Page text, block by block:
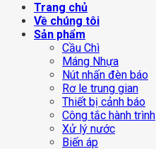
Trang chủ
Về chúng tôi
Sản phẩm
Cầu Chì
Máng Nhựa
Nút nhấn đèn báo
Rơ le trung gian
Thiết bị cảnh báo
Công tắc hành trình
Xử lý nước
Biến áp